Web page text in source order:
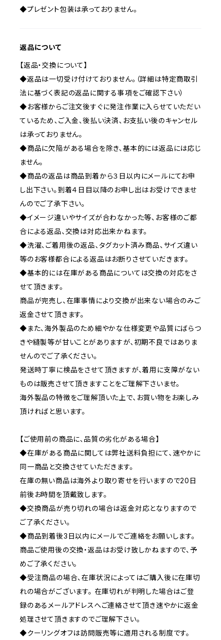
◆プレゼント包装は承っておりません。
返品について
【返品・交換について】
◆返品は一切受け付けておりません。（詳細は特定商取引
法に基づく表記の返品に関する事項をご確認下さい）
◆お客様からご注文後すぐに発注作業に入らせていただい
ているため、ご入金、後払い決済、お支払い後のキャンセル
は承っておりません。
◆商品に欠陥がある場合を除き、基本的には返品には応じ
ません。
◆商品の返品は商品到着から３日以内にメールにてお申
し出下さい。到着４日目以降のお申し出はお受けできませ
んのでご了承下さい。
◆イメージ違いやサイズが合わなかった等、お客様のご都
合による返品、交換は対応出来かねます。
◆洗濯、ご着用後の返品、タグカット済み商品、サイズ違い
等のお客様都合による返品はお断りさせていだきます。
◆基本的には在庫がある商品については交換の対応をさ
せて頂きます。
商品が完売し、在庫事情により交換が出来ない場合のみご
返金させて頂きます。
◆また、海外製品のため細やかな仕様変更や品質にばらつ
きや縫製等が甘いことがありますが、初期不良ではありま
せんのでご了承ください。
発送時丁寧に検品をさせて頂きますが、着用に支障がない
ものは販売させて頂きますことをご理解下さいませ。
海外製品の特徴をご理解頂いた上で、お買い物をお楽しみ
頂ければと思います。
【ご使用前の商品に、品質の劣化がある場合】
◆在庫がある商品に関しては弊社送料負担にて、速やかに
同一商品と交換させていただきます。
在庫の無い商品は海外より取り寄せを行いますので20日
前後お時間を頂戴致します。
◆交換商品が売り切れの場合は返金対応となりますので
ご了承ください。
◆商品到着後3日以内にメールでご連絡をお願いします。
商品ご使用後の交換・返品はお受け致しかねますので、予
めご了承ください。
◆受注商品の場合、在庫状況によってはご購入後に在庫切
れの場合がございます。 在庫切れが判明した場合はご登
録のあるメールアドレスへご連絡させて頂き速やかに返金
処理させて頂きますのでご理解下さい。
◆クーリングオフは訪問販売等に適用される制度です。